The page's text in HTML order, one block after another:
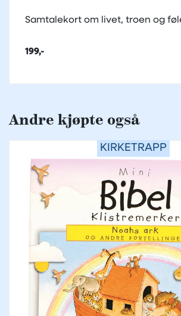
Samtalekort om livet, troen og
199,-
Andre kjøpte også
KIRKETRAPP